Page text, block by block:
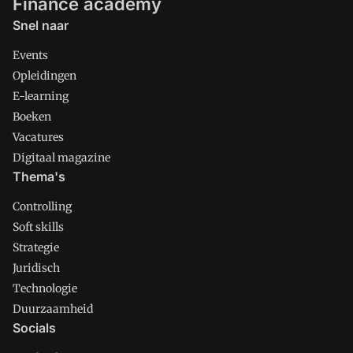
Snel naar
Events
Opleidingen
E-learning
Boeken
Vacatures
Digitaal magazine
Thema's
Controlling
Soft skills
Strategie
Juridisch
Technologie
Duurzaamheid
Socials